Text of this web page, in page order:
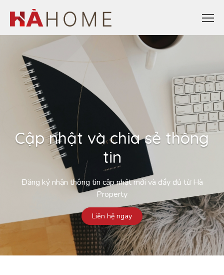
Cập nhật và chia sẻ thông
tin
Đăng ký nhận thông tin cập nhật mới và đầy đủ từ Hà
Property
Liên hệ ngay